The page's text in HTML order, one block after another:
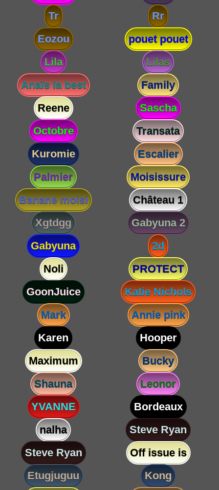
Tr
Rr
Eozou
pouet pouet
Lila
Lilas
Anaïs la best
Family
Reene
Sascha
Octobre
Transata
Kuromie
Escalier
Palmier
Moisissure
Banane moisi
Château 1
Xgtdgg
Gabyuna 2
Gabyuna
2d
Noli
PROTECT
GoonJuice
Katie Nichols
Mark
Annie pink
Karen
Hooper
Maximum
Bucky
Shauna
Leonor
YVANNE
Bordeaux
nalha
Steve Ryan
Steve Ryan
Off issue is
Etugjuguu
Kong